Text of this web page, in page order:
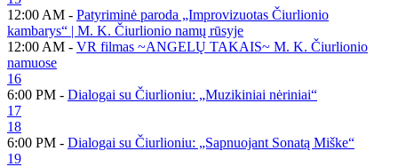
12:00 AM - Patyriminė paroda „Improvizuotas Čiurlionio
kambarys“ | M. K. Čiurlionio namų rūsyje
12:00 AM - VR filmas ~ANGELŲ TAKAIS~ M. K. Čiurlionio
namuose
16
6:00 PM - Dialogai su Čiurlioniu: „Muzikiniai nėriniai“
17
18
6:00 PM - Dialogai su Čiurlioniu: „Sapnuojant Sonatą Miške“
19